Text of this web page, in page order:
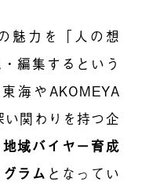
魅力を「人の想
編集するという
海やAKOMEYA
関わりを持つ企
地域バイヤー育成
ラム となってい